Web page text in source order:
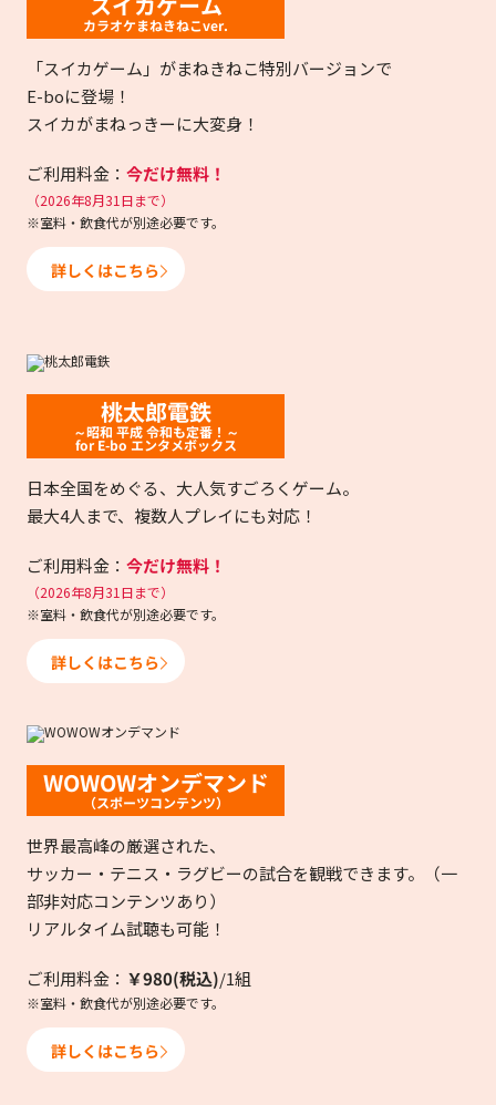
カラオケまねきねこver.
「スイカゲーム」がまねきねこ特別バージョンで
E-boに登場！
スイカがまねっきーに大変身！
ご利用料金： 今だけ無料！
（2026年8月31日まで）
※室料・飲食代が別途必要です。
詳しくはこちら
桃太郎電鉄
～昭和 平成 令和も定番！～
for E-bo エンタメボックス
日本全国をめぐる、大人気すごろくゲーム。
最大4人まで、複数人プレイにも対応！
ご利用料金： 今だけ無料！
（2026年8月31日まで）
※室料・飲食代が別途必要です。
詳しくはこちら
WOWOWオンデマンド
（スポーツコンテンツ）
世界最高峰の厳選された、
サッカー・テニス・ラグビーの試合を観戦できます。（一
部非対応コンテンツあり）
リアルタイム試聴も可能！
ご利用料金： ￥980(税込)/1組
※室料・飲食代が別途必要です。
詳しくはこちら